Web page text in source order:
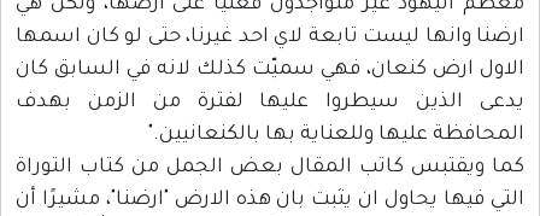
معظم اليهود غير متواجدون فعليًا على ارضها، ولكن هي
ارضنا وانها ليست تابعة لاي احد غيرنا، حتى لو كان اسمها
الاول ارض كنعان، فهي سميّت كذلك لانه في السابق كان
يدعى الذين سيطروا عليها لفترة من الزمن بهدف
المحافظة عليها وللعناية بها بالكنعانيين."
كما ويقتبس كاتب المقال بعض الجمل من كتاب التوراة
التي فيها يحاول ان يثبت بان هذه الارض "ارضنا"، مشيرًا أن